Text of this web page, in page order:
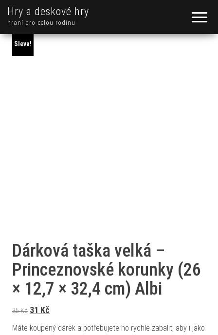
Hry a deskové hry
hraní pro celou rodinu
Sleva!
Dárková taška velká –
Princeznovské korunky (26
× 12,7 × 32,4 cm) Albi
35Kč Původní cena byla: 35 Kč.
31 Kč
Máte koupený dárek a potřebujete ho rychle zabalit, aby i jako